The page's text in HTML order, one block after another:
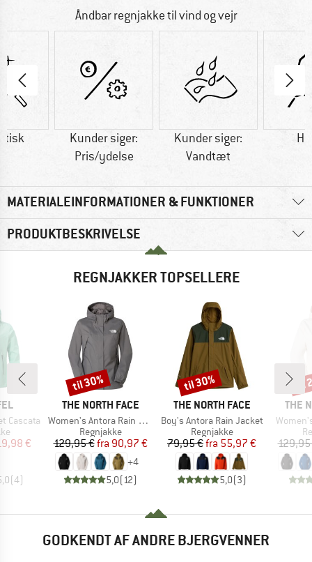
Åndbar regnjakke til vind og vejr
Kunder siger:
Pris/ydelse
Kunder siger:
Vandtæt
MATERIALEINFORMATIONER & FUNKTIONER
PRODUKTBESKRIVELSE
REGNJAKKER TOPSELLERE
Cascata
pris
€
(4)
MÆRKE
THE NORTH FACE
Artikel
Women's Antora Rain Jacket
Produktgruppe
Regnjakke
Pris
129,95 € Nedsat pris
fra 90,97 €
+4
5,0(12)
Rabat
til 30%
MÆRKE
THE NORTH FACE
Artikel
Boy's Antora Rain Jacket
Produktgruppe
Regnjakke
Pris
79,95 € Nedsat pris
fra 55,97 €
5,0(3)
Rabat
til 30%
THE
Artikel
GODKENDT AF ANDRE BJERGVENNER